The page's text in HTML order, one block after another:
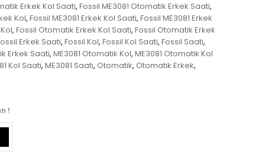
Erkek Kol Saati, Fossil ME3081 Otomatik Erkek Saati,
Kol, Fossil ME3081 Erkek Kol Saati, Fossil ME3081 Erkek
, Fossil Otomatik Erkek Kol Saati, Fossil Otomatik Erkek
Erkek Saati, Fossil Kol, Fossil Kol Saati, Fossil Saati,
Erkek Saati, ME3081 Otomatik Kol, ME3081 Otomatik Kol
Kol Saati, ME3081 Saati, Otomatik, Otomatik Erkek,
!